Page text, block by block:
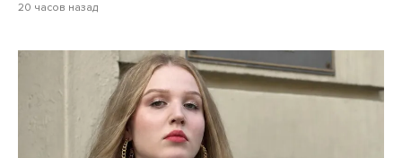
20 часов назад